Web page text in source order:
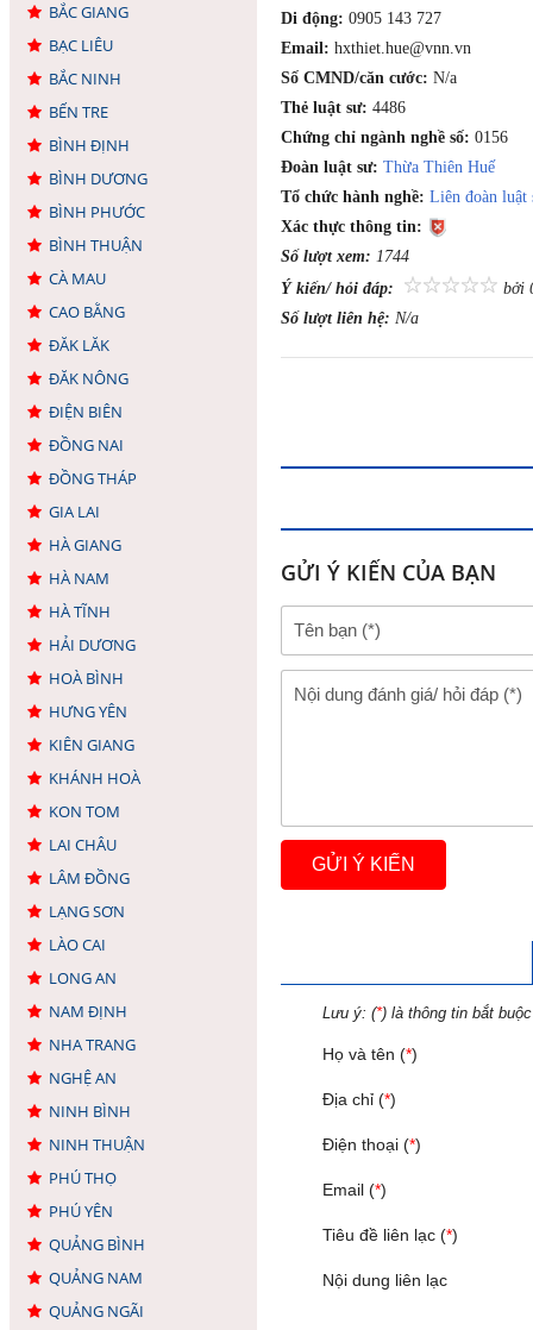
BẮC GIANG
BẠC LIÊU
BẮC NINH
BẾN TRE
BÌNH ĐỊNH
BÌNH DƯƠNG
BÌNH PHƯỚC
BÌNH THUẬN
CÀ MAU
CAO BẰNG
ĐĂK LĂK
ĐĂK NÔNG
ĐIỆN BIÊN
ĐỒNG NAI
ĐỒNG THÁP
GIA LAI
HÀ GIANG
HÀ NAM
HÀ TĨNH
HẢI DƯƠNG
HOÀ BÌNH
HƯNG YÊN
KIÊN GIANG
KHÁNH HOÀ
KON TOM
LAI CHÂU
LÂM ĐỒNG
LẠNG SƠN
LÀO CAI
LONG AN
NAM ĐỊNH
NHA TRANG
NGHỆ AN
NINH BÌNH
NINH THUẬN
PHÚ THỌ
PHÚ YÊN
QUẢNG BÌNH
QUẢNG NAM
QUẢNG NGÃI
Di động: 0905 143 727
Email: hxthiet.hue@vnn.vn
Số CMND/căn cước: N/a
Thẻ luật sư: 4486
Chứng chỉ ngành nghề số: 0156
Đoàn luật sư: Thừa Thiên Huế
Tổ chức hành nghề: Liên đoàn luật
Xác thực thông tin:
Số lượt xem: 1744
Ý kiến/ hỏi đáp:
bởi
Số lượt liên hệ: N/a
GỬI Ý KIẾN CỦA BẠN
Lưu ý: (*) là thông tin bắt buộc
Họ và tên (*)
Địa chỉ (*)
Điện thoại (*)
Email (*)
Tiêu đề liên lạc (*)
Nội dung liên lạc